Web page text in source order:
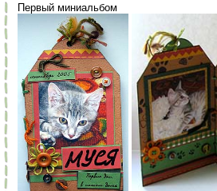
Первый миниальбом